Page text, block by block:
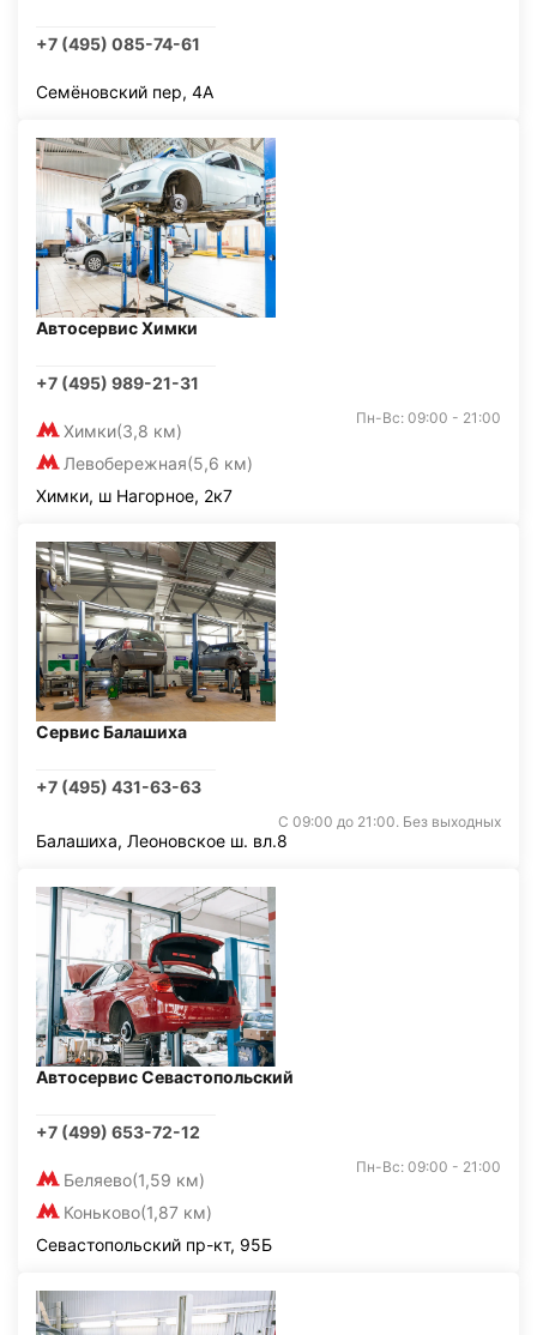
+7 (495) 085-74-61
Семёновский пер, 4А
Автосервис Химки
+7 (495) 989-21-31
Химки(3,8 км)
Левобережная(5,6 км)
Пн-Вс: 09:00 - 21:00
Химки, ш Нагорное, 2к7
Сервис Балашиха
+7 (495) 431-63-63
С 09:00 до 21:00. Без выходных
Балашиха, Леоновское ш. вл.8
Автосервис Севастопольский
+7 (499) 653-72-12
Беляево(1,59 км)
Коньково(1,87 км)
Пн-Вс: 09:00 - 21:00
Севастопольский пр-кт, 95Б